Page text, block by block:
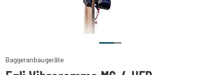
Baggeranbaugeräte